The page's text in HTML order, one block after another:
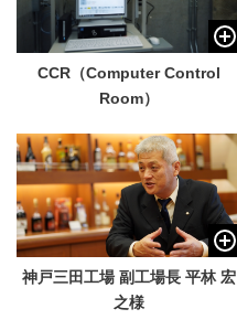
CCR（Computer Control
Room）
神戸三田工場 副工場長 平林 宏
之様